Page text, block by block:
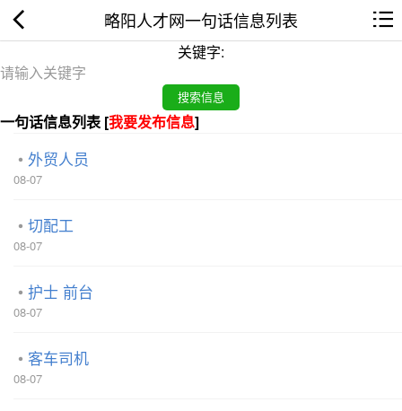
略阳人才网一句话信息列表
关键字:
一句话信息列表 [我要发布信息]
外贸人员
08-07
切配工
08-07
护士 前台
08-07
客车司机
08-07